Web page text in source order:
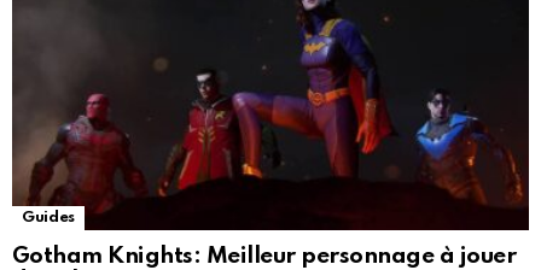
Guides
Gotham Knights: Meilleur personnage à jouer